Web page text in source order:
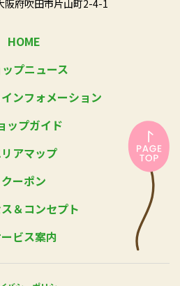
阪府吹田市片山町2-4-1
HOME
プニュース
ンフォメーション
ップガイド
アマップ
クーポン
＆コンセプト
ビス案内